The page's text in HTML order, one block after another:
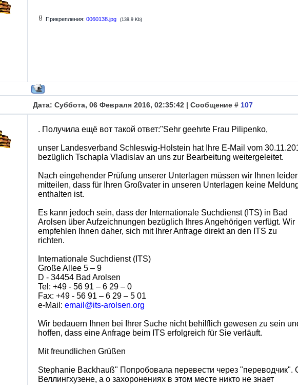
Прикрепления: 0060138.jpg (139.9 Kb)
Дата: Суббота, 06 Февраля 2016, 02:35:42 | Сообщение # 107
. Получила ещё вот такой ответ:"Sehr geehrte Frau Pilipenko,
unser Landesverband Schleswig-Holstein hat Ihre E-Mail vom
bezüglich Tschapla Vladislav an uns zur Bearbeitung weitergeleitet.
Nach eingehender Prüfung unserer Unterlagen müssen wir Ihnen leider
mitteilen, dass für Ihren Großvater in unseren Unterlagen keine
enthalten ist.
Es kann jedoch sein, dass der Internationale Suchdienst (ITS) in Bad
Arolsen über Aufzeichnungen bezüglich Ihres Angehörigen verfügt. Wir
empfehlen Ihnen daher, sich mit Ihrer Anfrage direkt an den ITS zu
richten.
Internationale Suchdienst (ITS)
Große Allee 5 – 9
D - 34454 Bad Arolsen
Tel: +49 - 56 91 – 6 29 – 0
Fax: +49 - 56 91 – 6 29 – 5 01
e-Mail: email@its-arolsen.org
Wir bedauern Ihnen bei Ihrer Suche nicht behilflich gewesen zu sein
hoffen, dass eine Anfrage beim ITS erfolgreich für Sie verläuft.
Mit freundlichen Grüßen
Stephanie Backhauß" Попробовала перевести через "переводчик".
Веллингхузене, а о захоронениях в этом месте никто не знает